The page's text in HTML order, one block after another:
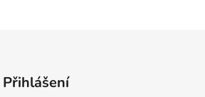
Přihlášení